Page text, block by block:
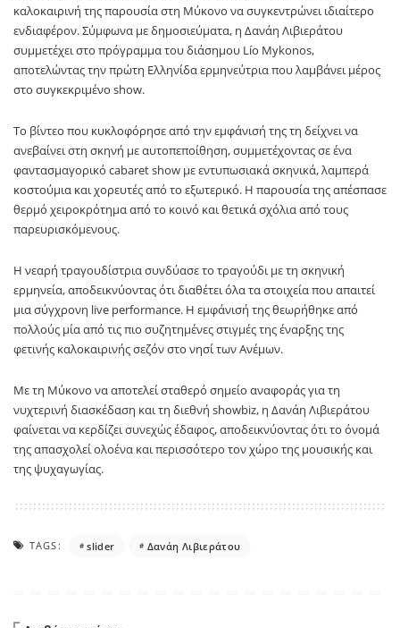
καλοκαιρινή της παρουσία στη Μύκονο να συγκεντρώνει ιδιαίτερο
ενδιαφέρον. Σύμφωνα με δημοσιεύματα, η Δανάη Λιβιεράτου
συμμετέχει στο πρόγραμμα του διάσημου Lío Mykonos,
αποτελώντας την πρώτη Ελληνίδα ερμηνεύτρια που λαμβάνει μέρος
στο συγκεκριμένο show.
Το βίντεο που κυκλοφόρησε από την εμφάνισή της τη δείχνει να
ανεβαίνει στη σκηνή με αυτοπεποίθηση, συμμετέχοντας σε ένα
φαντασμαγορικό cabaret show με εντυπωσιακά σκηνικά, λαμπερά
κοστούμια και χορευτές από το εξωτερικό. Η παρουσία της απέσπασε
θερμό χειροκρότημα από το κοινό και θετικά σχόλια από τους
παρευρισκόμενους.
Η νεαρή τραγουδίστρια συνδύασε το τραγούδι με τη σκηνική
ερμηνεία, αποδεικνύοντας ότι διαθέτει όλα τα στοιχεία που απαιτεί
μια σύγχρονη live performance. Η εμφάνισή της θεωρήθηκε από
πολλούς μία από τις πιο συζητημένες στιγμές της έναρξης της
φετινής καλοκαιρινής σεζόν στο νησί των Ανέμων.
Με τη Μύκονο να αποτελεί σταθερό σημείο αναφοράς για τη
νυχτερινή διασκέδαση και τη διεθνή showbiz, η Δανάη Λιβιεράτου
φαίνεται να κερδίζει συνεχώς έδαφος, αποδεικνύοντας ότι το όνομά
της απασχολεί ολοένα και περισσότερο τον χώρο της μουσικής και
της ψυχαγωγίας.
TAGS: slider Δανάη Λιβιεράτου